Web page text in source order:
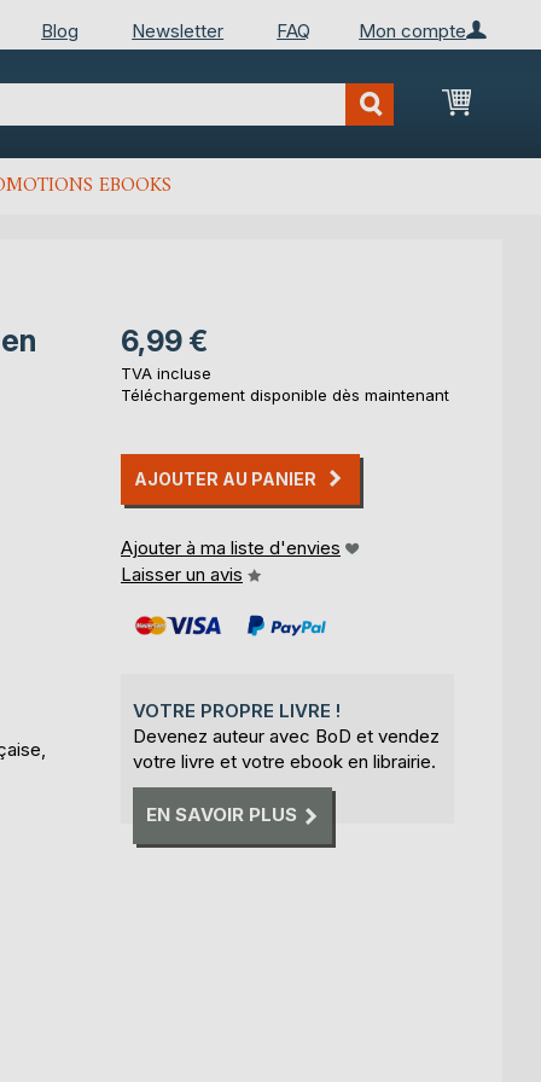
Mon compte
Blog Newsletter FAQ
Mon
EBOOKS
6,99 €
TVA incluse
Téléchargement disponible dès maintenant
AJOUTER AU PANIER
Ajouter à ma liste d'envies
Laisser un avis
VOTRE PROPRE LIVRE !
Devenez auteur avec BoD et vendez
votre livre et votre ebook en librairie.
EN SAVOIR PLUS